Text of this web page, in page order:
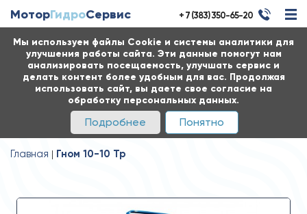
Мы используем файлы Cookie и системы аналитики для
улучшения работы сайта. Эти данные помогут нам
анализировать посещаемость, улучшать сервис и
делать контент более удобным для вас. Продолжая
использовать сайт, вы даете свое согласие на
обработку персональных данных.
Подробнее Понятно
МоторГидроСервис + 7 (383) 350-65-20
Главная Гном 10-10 Тр